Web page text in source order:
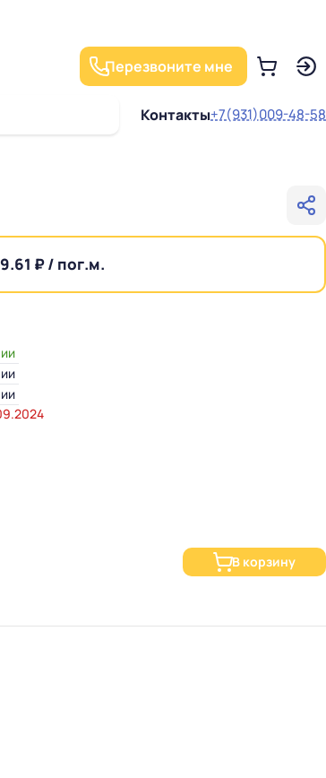
Перезвоните мне
Контакты+7(931)009-48-58
₽ / пог.м.
В корзину